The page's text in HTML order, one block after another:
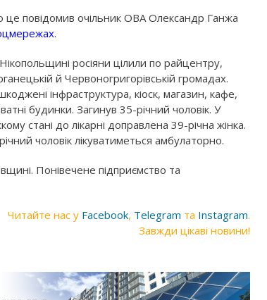
це повідомив очільник ОВА Олександр Ганжа
.
росіяни цілили по райцентру,
й Червоногригорівській громадах.
інфраструктура, кіоск, магазин, кафе,
будинки. Загинув 35-річний чоловік. У
стані до лікарні доправлена 39-річна жінка.
чоловік лікуватиметься амбулаторно.
Понівечене підприємство та
Читайте нас у Facebook, Telegram та Instagram.
Завжди цікаві новини!